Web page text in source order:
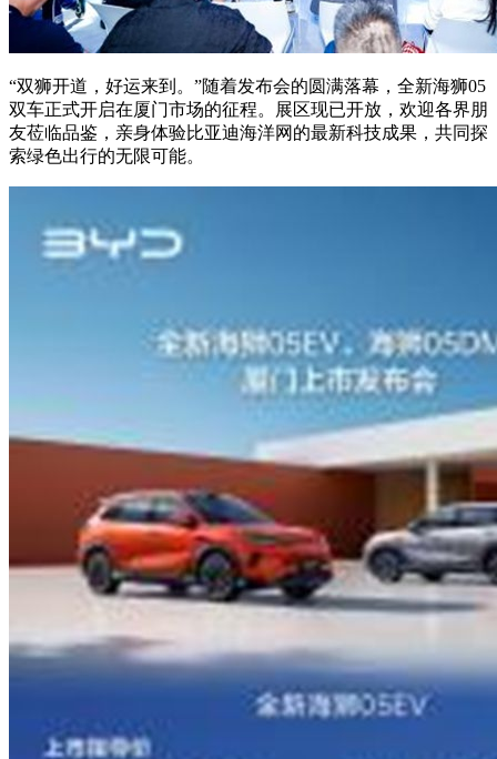
“双狮开道，好运来到。”随着发布会的圆满落幕，全新海狮05
双车正式开启在厦门市场的征程。展区现已开放，欢迎各界朋
友莅临品鉴，亲身体验比亚迪海洋网的最新科技成果，共同探
索绿色出行的无限可能。